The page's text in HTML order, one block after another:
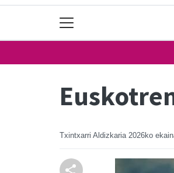
Txintxarri Aldizkaria 2026ko